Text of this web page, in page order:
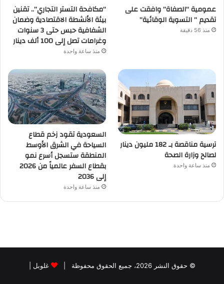
عمومية “الصفاة” وافقت على
تقديم ” التسوية الوقائية”
منذ 56 دقيقة
“مكافحة التستر التجاري”.. تقنين
بيئة الأنشطة الاقتصادية وضمان
الشفافية حبس حتى 3 سنوات
وغرامات تصل إلى 100 ألف دينار
منذ ساعة واحدة
ترسية مناقصة بـ 182 مليون دينار
لصالح وزارة الصحة
منذ ساعة واحدة
السعودية تقود زخم قطاع
السياحة في الشرق الأوسط
المنطقة ستسجل أسرع نمو
بقطاع السفر عالمياً من 2026
إلى 2036
منذ ساعة واحدة
© حقوق النشر 2026، جميع الحقوق محفوظة | غلوبل